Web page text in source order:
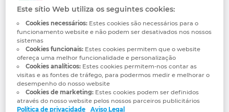
principalmente nas áreas de PLM, ERP e
PLC, bem como em simulações. O
intercâmbio aprofundado entre os
fabricantes facilita a integração, por parte
dos clientes, do grande número de
sistemas utilizados no mercado.
Na viragem do ano, a empresa fornecedora
de soluções de engenharia EPLAN, lançou a
Finland
France
Germany
Greece
Este sítio Web utiliza os seguintes cookies:
Cookies necessários:Estes cookies são necessários para o
funcionamento website e não podem ser desativados nos nossos
sistemas
Cookies funcionais:Estes cookies permitem que o website
ofereça uma melhor funcionalidade e personalização
Cookies analíticos:Estes cookies permitem-nos contar as
visitas e as fontes de tráfego, para podermos medir e melhorar o
desempenho do nosso website
Cookies de marketing:Estes cookies podem ser definidos
através do nosso website pelos nossos parceiros publicitários
Política de privacidade
Aviso Legal